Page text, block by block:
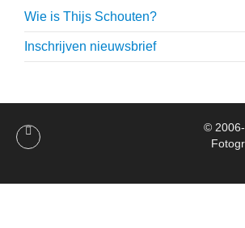
Wie is Thijs Schouten?
Inschrijven nieuwsbrief
©